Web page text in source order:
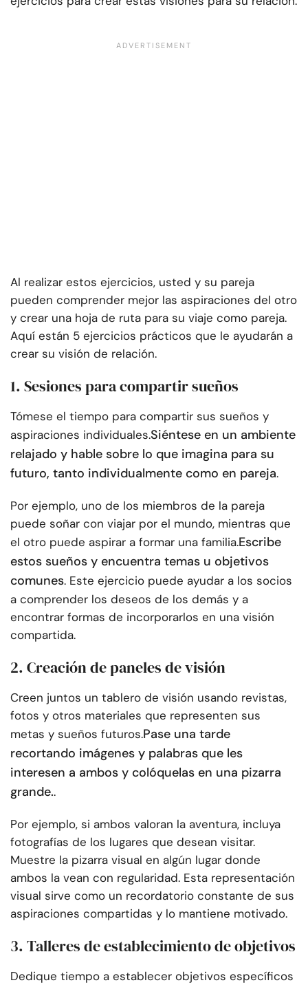
Al realizar estos ejercicios, usted y su pareja
pueden comprender mejor las aspiraciones del otro
y crear una hoja de ruta para su viaje como pareja.
Aquí están 5 ejercicios prácticos que le ayudarán a
crear su visión de relación.
1. Sesiones para compartir sueños
Tómese el tiempo para compartir sus sueños y
aspiraciones individuales.Siéntese en un ambiente
relajado y hable sobre lo que imagina para su
futuro, tanto individualmente como en pareja.
Por ejemplo, uno de los miembros de la pareja
puede soñar con viajar por el mundo, mientras que
el otro puede aspirar a formar una familia.Escribe
estos sueños y encuentra temas u objetivos
comunes. Este ejercicio puede ayudar a los socios
a comprender los deseos de los demás y a
encontrar formas de incorporarlos en una visión
compartida.
2. Creación de paneles de visión
Creen juntos un tablero de visión usando revistas,
fotos y otros materiales que representen sus
metas y sueños futuros.Pase una tarde
recortando imágenes y palabras que les
interesen a ambos y colóquelas en una pizarra
grande..
Por ejemplo, si ambos valoran la aventura, incluya
fotografías de los lugares que desean visitar.
Muestre la pizarra visual en algún lugar donde
ambos la vean con regularidad. Esta representación
visual sirve como un recordatorio constante de sus
aspiraciones compartidas y lo mantiene motivado.
3. Talleres de establecimiento de objetivos
Dedique tiempo a establecer objetivos específicos